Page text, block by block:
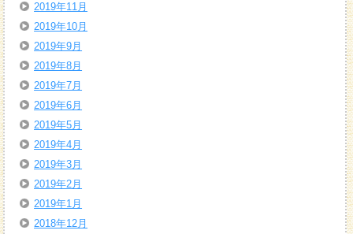
2019年11月
2019年10月
2019年9月
2019年8月
2019年7月
2019年6月
2019年5月
2019年4月
2019年3月
2019年2月
2019年1月
2018年12月